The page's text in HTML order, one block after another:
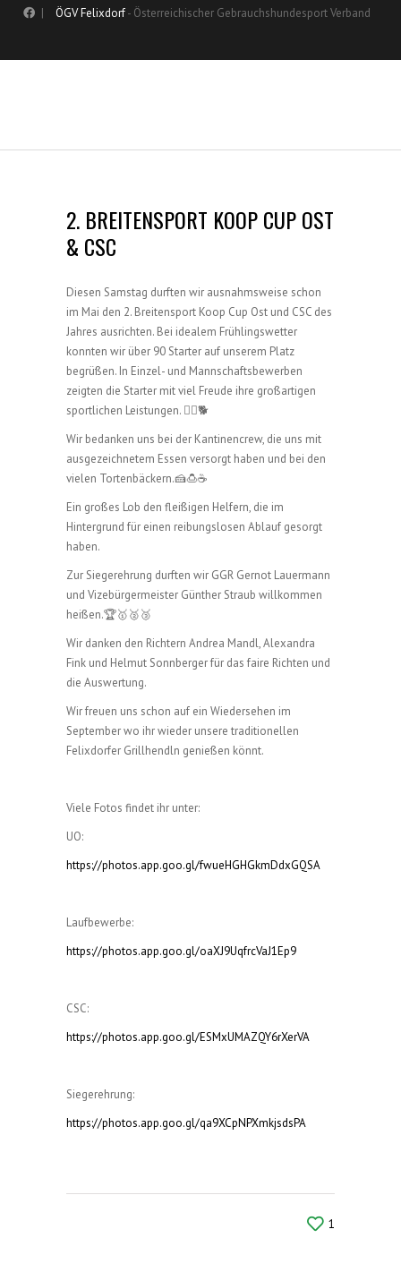
| ÖGV Felixdorf- Österreichischer Gebrauchshundesport Verband
2. BREITENSPORT KOOP CUP OST
& CSC
Diesen Samstag durften wir ausnahmsweise schon
im Mai den 2. Breitensport Koop Cup Ost und CSC des
Jahres ausrichten. Bei idealem Frühlingswetter
konnten wir über 90 Starter auf unserem Platz
begrüßen. In Einzel- und Mannschaftsbewerben
zeigten die Starter mit viel Freude ihre großartigen
sportlichen Leistungen. 🏃‍♀️🐕
Wir bedanken uns bei der Kantinencrew, die uns mit
ausgezeichnetem Essen versorgt haben und bei den
vielen Tortenbäckern.🍰🍮☕️
Ein großes Lob den fleißigen Helfern, die im
Hintergrund für einen reibungslosen Ablauf gesorgt
haben.
Zur Siegerehrung durften wir GGR Gernot Lauermann
und Vizebürgermeister Günther Straub willkommen
heißen.🏆🥇🥈🥉
Wir danken den Richtern Andrea Mandl, Alexandra
Fink und Helmut Sonnberger für das faire Richten und
die Auswertung.
Wir freuen uns schon auf ein Wiedersehen im
September wo ihr wieder unsere traditionellen
Felixdorfer Grillhendln genießen könnt.
Viele Fotos findet ihr unter:
UO:
https://photos.app.goo.gl/fwueHGHGkmDdxGQSA
Laufbewerbe:
https://photos.app.goo.gl/oaXJ9UqfrcVaJ1Ep9
CSC:
https://photos.app.goo.gl/ESMxUMAZQY6rXerVA
Siegerehrung:
https://photos.app.goo.gl/qa9XCpNPXmkjsdsPA
1